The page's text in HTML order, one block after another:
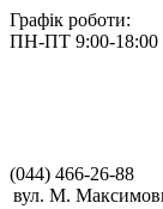
Графік роботи:
ПН-ПТ 9:00-18:00
(044) 466-26-88
вул. М.